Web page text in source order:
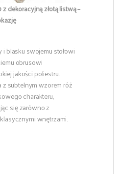
z dekoracyjną złotą listwą –
blasku swojemu stołowi
obrusowi
jakości poliestru.
z subtelnym wzorem róż
charakteru,
się zarówno z
wnętrzami.